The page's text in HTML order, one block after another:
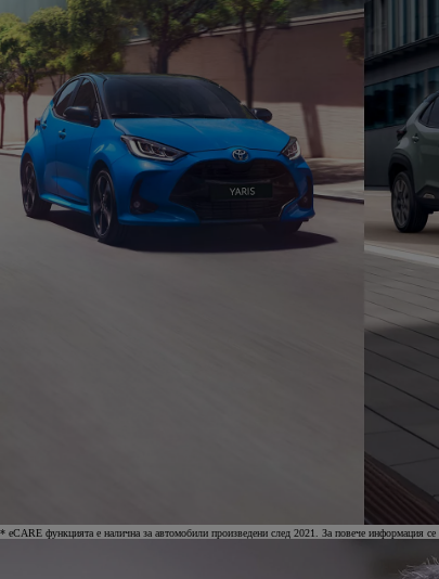
* eCARE функцията е налична за автомобили произведени след 2021. За повече информация се